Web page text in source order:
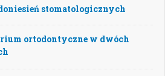
stomatologicznych
ortodontyczne w dwóch